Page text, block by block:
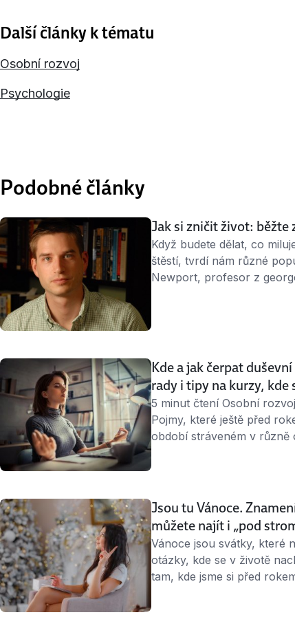
Další články k tématu
Osobní rozvoj
Psychologie
Podobné články
Jak si zničit život: běžte
Když budete dělat, co
štěstí, tvrdí nám různé
Newport, profesor z
Kde a jak čerpat
rady i tipy na kurzy, kde
5 minut čtení Osobní
Pojmy, které ještě před
období stráveném v různě
Jsou tu Vánoce.
můžete najít i „pod
Vánoce jsou svátky, které
otázky, kde se v životě
tam, kde jsme si před